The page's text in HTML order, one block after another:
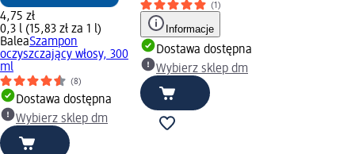
4,75 zł
0,3 l (15,83 zł za 1 l)
BaleaSzampon
oczyszczający włosy, 300
ml
(8)
Dostawa dostępna
Wybierz sklep dm
(1)
Informacje
Dostawa dostępna
Wybierz sklep dm